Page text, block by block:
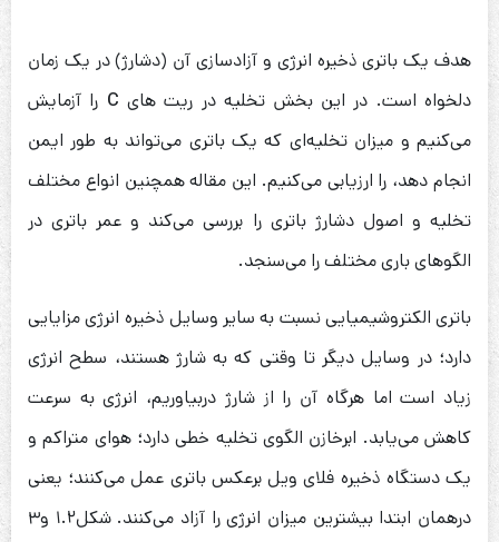
هدف یک باتری ذخیره انرژی و آزادسازی آن (دشارژ) در یک زمان
دلخواه است. در این بخش تخلیه در ریت های C را آزمایش
می‌کنیم و میزان تخلیه‌ای که یک باتری می‌تواند به طور ایمن
انجام دهد، را ارزیابی می‌کنیم. این مقاله همچنین انواع مختلف
تخلیه و اصول دشارژ باتری را بررسی می‌کند و عمر باتری در
الگوهای باری مختلف را می‌سنجد.
باتری الکتروشیمیایی نسبت به سایر وسایل ذخیره انرژی مزایایی
دارد؛ در وسایل دیگر تا وقتی که به شارژ هستند، سطح انرژی
زیاد است اما هرگاه آن را از شارژ دربیاوریم، انرژی به سرعت
کاهش می‌یابد. ابرخازن الگوی تخلیه خطی دارد؛ هوای متراکم و
یک دستگاه ذخیره فلای ویل برعکس باتری عمل می‌کنند؛ یعنی
درهمان ابتدا بیشترین میزان انرژی را آزاد می‌کنند. شکل۱.۲ و۳